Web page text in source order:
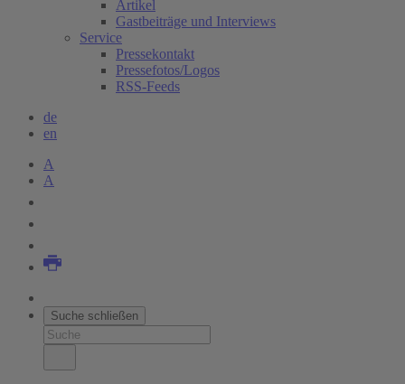
Artikel
Gastbeiträge und Interviews
Service
Pressekontakt
Pressefotos/Logos
RSS-Feeds
de
en
A
A
Suche schließen